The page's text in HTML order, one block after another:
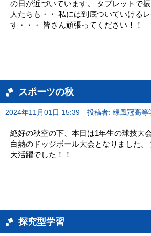
の日が近づいています。 タブレットで
人たちも・・ 私には到底ついていける
す・・・ 皆さん頑張ってください！！
スポーツの秋
2024年11月01日 15:39 投稿者: 緑風冠高等
絶好の秋空の下、本日は1年生の球技大
白熱のドッジボール大会となりました。
大活躍でした！！
探究型学習